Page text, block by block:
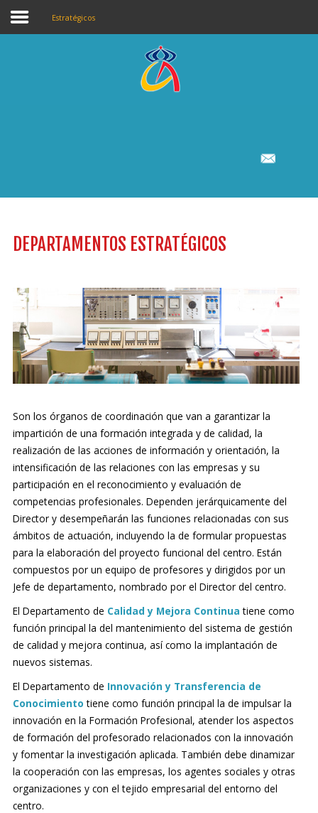
Noticias
Secretaría
Internacional
Estratégicos
BUSCAREN ESTA WEB
DEPARTAMENTOS ESTRATÉGICOS
Son los órganos de coordinación que van a garantizar la
impartición de una formación integrada y de calidad, la
realización de las acciones de información y orientación, la
intensificación de las relaciones con las empresas y su
participación en el reconocimiento y evaluación de
competencias profesionales. Dependen jerárquicamente del
Director y desempe­ñarán las funciones relacionadas con sus
ámbitos de actuación, incluyendo la de formular propuestas
para la elaboración del proyecto funcional del centro. Están
compuestos por un equipo de profesores y dirigidos por un
Jefe de departamen­to, nombrado por el Director del centro.
El Departamento de Calidad y Mejora Continua tiene como
función principal la del mantenimiento del sistema de gestión
de calidad y mejora continua, así como la implantación de
nuevos sistemas.
El Departamento de Innovación y Transferencia de
Conocimiento tiene como función principal la de impulsar la
innovación en la Formación Profesional, atender los aspectos
de formación del profesorado relacionados con la innovación
y fomentar la investigación aplica­da. También debe dinamizar
la cooperación con las empresas, los agentes sociales y otras
organizaciones y con el tejido empresarial del entorno del
centro.